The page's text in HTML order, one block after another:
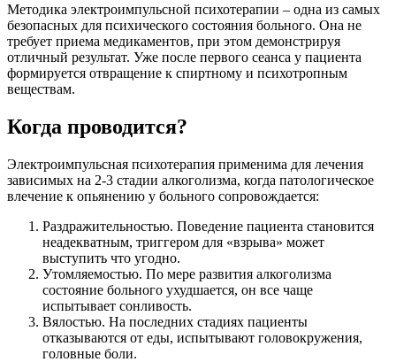
Методика электроимпульсной психотерапии – одна из самых
безопасных для психического состояния больного. Она не
требует приема медикаментов, при этом демонстрируя
отличный результат. Уже после первого сеанса у пациента
формируется отвращение к спиртному и психотропным
веществам.
Когда проводится?
Электроимпульсная психотерапия применима для лечения
зависимых на 2-3 стадии алкоголизма, когда патологическое
влечение к опьянению у больного сопровождается:
Раздражительностью. Поведение пациента становится
неадекватным, триггером для «взрыва» может
выступить что угодно.
Утомляемостью. По мере развития алкоголизма
состояние больного ухудшается, он все чаще
испытывает сонливость.
Вялостью. На последних стадиях пациенты
отказываются от еды, испытывают головокружения,
головные боли.